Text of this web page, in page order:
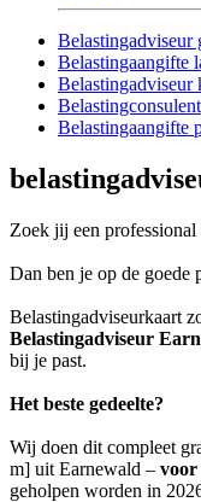
Belastingadviseur
Belastingaangifte
Belastingadviseur
Belastingconsulent
Belastingaangifte
Zoek jij een
Dan ben je op de goede
Belastingadviseurkaart
Belastingadviseur
bij je past.
Het beste gedeelte?
Wij doen dit compleet
m] uit Earnewald –
geholpen worden in